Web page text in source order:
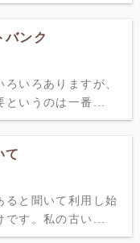
バンク
いろありますが、
というのは一番...
て
ると聞いて利用し始
す。私の古い...